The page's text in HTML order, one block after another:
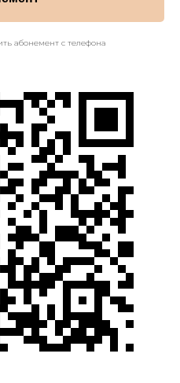
абонемент с телефона